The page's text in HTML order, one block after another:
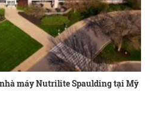
máy Nutrilite Spaulding tại Mỹ